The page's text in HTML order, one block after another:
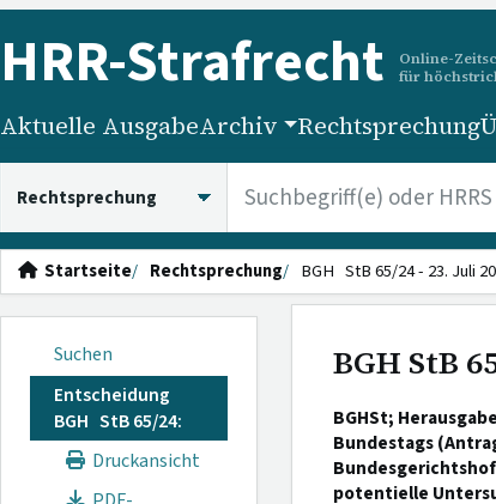
HRR-Strafrecht
Online-
für
Aktuelle AusgabeArchiv Rechtsprechung
Startseite Rechtsprechung BGH StB 65/24 - 23. Juli
Suchen
Entscheidung
BGH StB 65/24:
Druckansicht
BGH StB
BGHSt;
Bundestags
potentielle